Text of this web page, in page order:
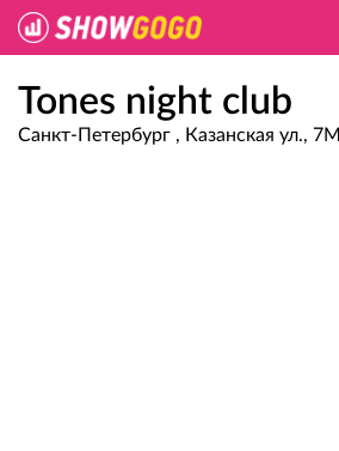
Tones night club
Санкт-Петербург , Казанская ул., 7М